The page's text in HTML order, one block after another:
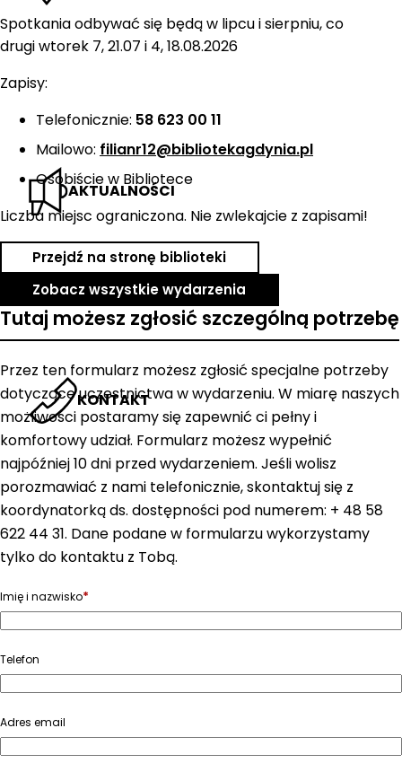
AKTUALNOŚCI
KONTAKT
Spotkania odbywać się będą w lipcu i sierpniu, co
drugi wtorek 7, 21.07 i 4, 18.08.2026
Zapisy:
Telefonicznie: 58 623 00 11
Mailowo: filianr12@bibliotekagdynia.pl
Osobiście w Bibliotece
Liczba miejsc ograniczona. Nie zwlekajcie z zapisami!
Przejdź na stronę biblioteki
Zobacz wszystkie wydarzenia
Tutaj możesz zgłosić szczególną potrzebę
Przez ten formularz możesz zgłosić specjalne potrzeby
dotyczące uczestnictwa w wydarzeniu. W miarę naszych
możliwości postaramy się zapewnić ci pełny i
komfortowy udział. Formularz możesz wypełnić
najpóźniej 10 dni przed wydarzeniem. Jeśli wolisz
porozmawiać z nami telefonicznie, skontaktuj się z
koordynatorką ds. dostępności pod numerem: + 48 58
622 44 31. Dane podane w formularzu wykorzystamy
tylko do kontaktu z Tobą.
Imię i nazwisko*
Telefon
Adres email